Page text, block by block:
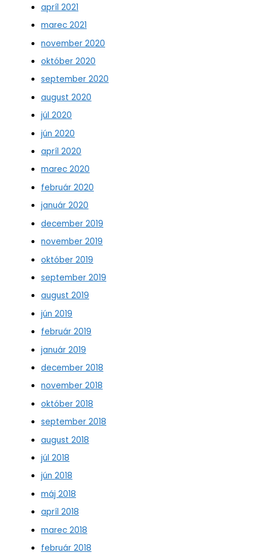
apríl 2021
marec 2021
november 2020
október 2020
september 2020
august 2020
júl 2020
jún 2020
apríl 2020
marec 2020
február 2020
január 2020
december 2019
november 2019
október 2019
september 2019
august 2019
jún 2019
február 2019
január 2019
december 2018
november 2018
október 2018
september 2018
august 2018
júl 2018
jún 2018
máj 2018
apríl 2018
marec 2018
február 2018